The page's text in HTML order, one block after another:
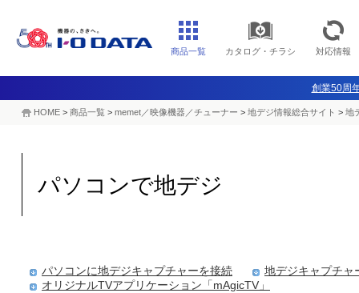
商品一覧 カタログ・チラシ 対応情報
創業50周
HOME > 商品一覧 > memet／映像機器／チューナー > 地デジ情報総合サイト > 地
パソコンで地デジ
パソコンに地デジキャプチャーを接続
地デジキャプチャ
オリジナルTVアプリケーション「mAgicTV」